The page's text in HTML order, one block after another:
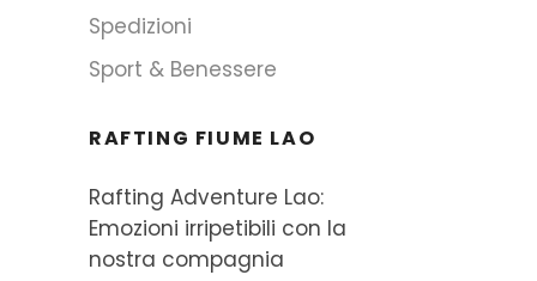
Spedizioni
Sport & Benessere
RAFTING FIUME LAO
Rafting Adventure Lao:
Emozioni irripetibili con la
nostra compagnia